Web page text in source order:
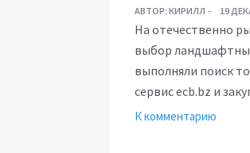
АВТОР: КИРИЛЛ 19
На отечественно
выбор
выполняли поиск
сервис ecb.bz и
К комментарию